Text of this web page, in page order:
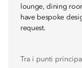
lounge, dining
have bespoke
request.
Tra i punti